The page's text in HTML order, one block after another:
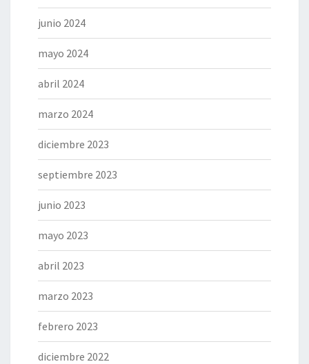
junio 2024
mayo 2024
abril 2024
marzo 2024
diciembre 2023
septiembre 2023
junio 2023
mayo 2023
abril 2023
marzo 2023
febrero 2023
diciembre 2022